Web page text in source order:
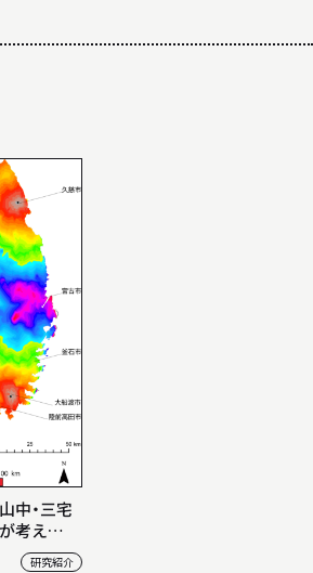
中・三宅
考え
研究紹介